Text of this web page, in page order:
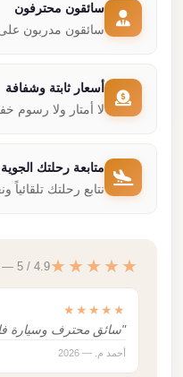
سائقون محترفون
سائقون مدربون على
أسعار ثابتة وشفافة
لا أمتار ولا رسوم
متابعة رحلتك الجوية
نتابع رحلتك تلقائياً
★★★★★4.9 / 5 — 48+ تقييم
★★★★★
"سائق محترف وسيارة
أحمد م. — 2026